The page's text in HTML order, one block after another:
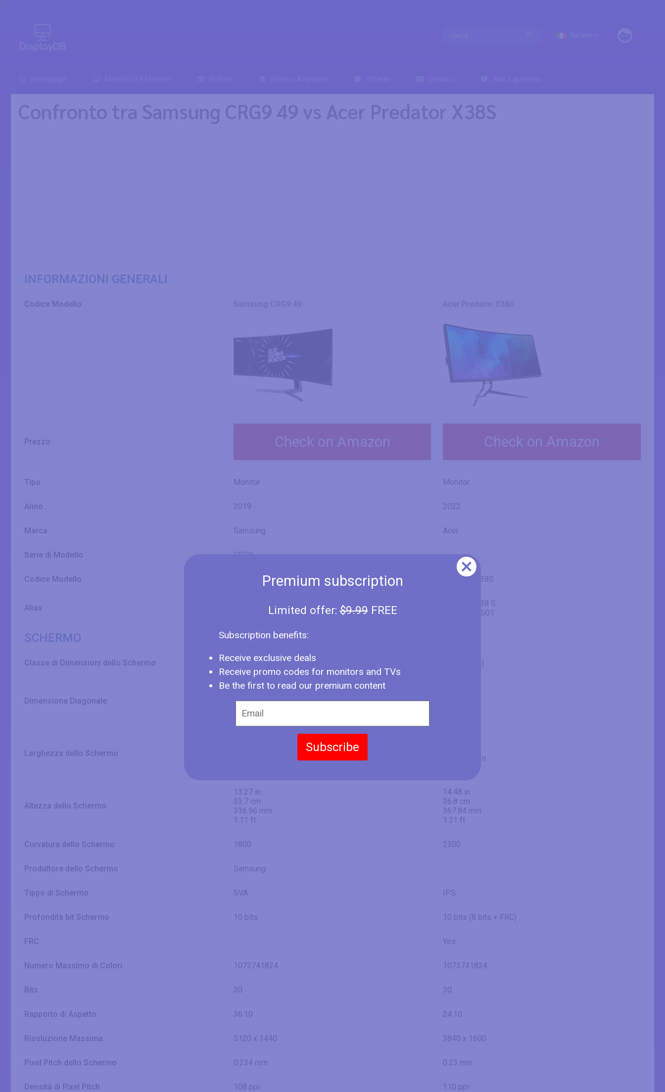
Premium subscription
Limited offer:$9.99FREE
Subscription benefits:
Receive exclusive deals
Receive promo codes for monitors and TVs
Be the first to read our premium content
Subscribe
Confronto tra Samsung CRG9 49 vs Acer Predator X38S
INFORMAZIONI GENERALI
Codice Modello
Prezzo Check on Amazon Check on Amazon
Tipo Monitor Monitor
Anno 2019 2022
Marca Samsung Acer
Serie di Modello CRG9
Codice Modello Predator X38S
Alias
Predator X38 S
UM.TX0EE.S01
SCHERMO
Classe di Dimensioni dello Schermo 49" (inches) 38" (inches)
Dimensione Diagonale
49 in
4.08 ft
Larghezza dello Schermo
882.816 mm
Altezza dello Schermo
13.27 in
33.7 cm
336.96 mm
1.11 ft
14.48 in
36.8 cm
367.84 mm
1.21 ft
Curvatura dello Schermo 1800 2300
Produttore dello Schermo Samsung
Tippo di Schermo SVA IPS
Profondità bit Schermo 10 bits 10 bits (8 bits + FRC)
FRC Yes
Numero Massimo di Colori 1073741824 1073741824
Bits 30 30
Rapporto di Aspetto 36:10 24:10
Risoluzione Massima 5120 x 1440 3840 x 1600
Pixel Pitch dello Schermo 0.234 mm 0.23 mm
Densità di Pixel Pitch 108 ppi 110 ppi